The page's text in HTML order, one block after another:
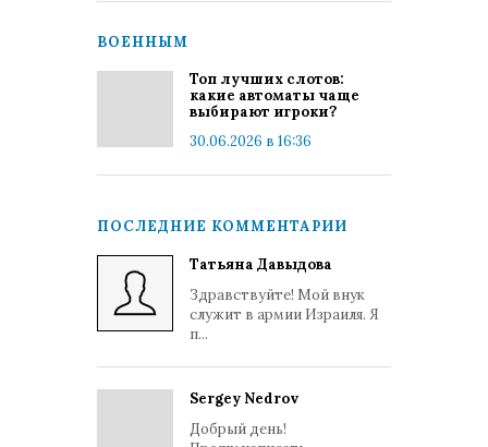
ВОЕННЫМ
Топ лучших слотов:
какие автоматы чаще
выбирают игроки?
30.06.2026 в 16:36
ПОСЛЕДНИЕ КОММЕНТАРИИ
Татьяна Давыдова
Здравствуйте! Мой внук
служит в армии Израиля. Я
п...
Sergey Nedrov
Добрый день!